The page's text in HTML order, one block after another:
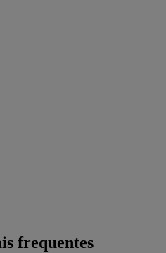
frequentes